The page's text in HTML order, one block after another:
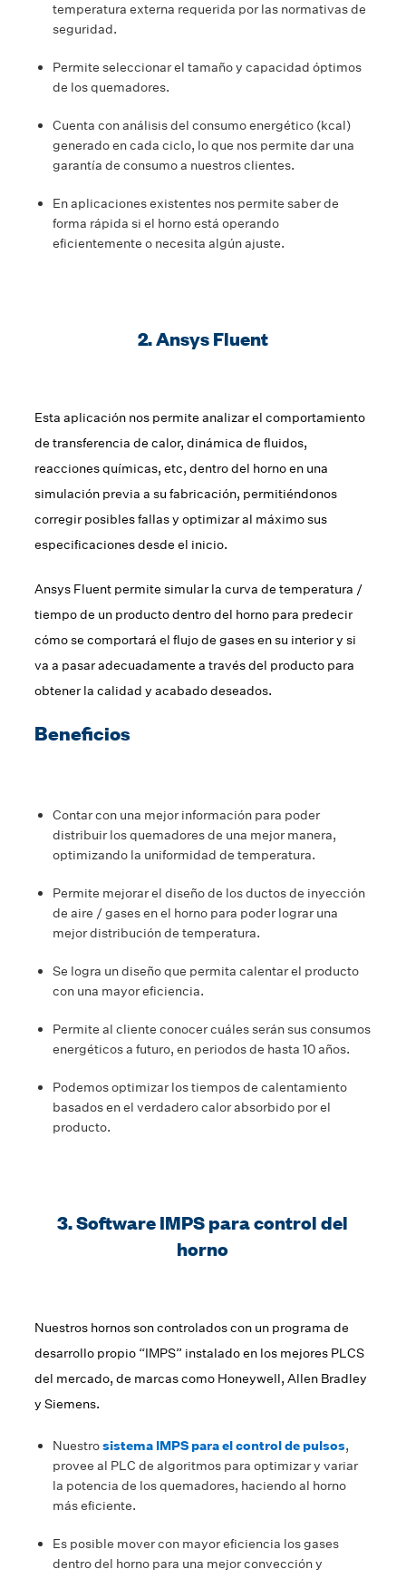
temperatura externa requerida por las normativas de
seguridad.
Permite seleccionar el tamaño y capacidad óptimos
de los quemadores.
Cuenta con análisis del consumo energético (kcal)
generado en cada ciclo, lo que nos permite dar una
garantía de consumo a nuestros clientes.
En aplicaciones existentes nos permite saber de
forma rápida si el horno está operando
eficientemente o necesita algún ajuste.
2. Ansys Fluent
Esta aplicación nos permite analizar el comportamiento
de transferencia de calor, dinámica de fluidos,
reacciones químicas, etc, dentro del horno en una
simulación previa a su fabricación, permitiéndonos
corregir posibles fallas y optimizar al máximo sus
especificaciones desde el inicio.
Ansys Fluent permite simular la curva de temperatura /
tiempo de un producto dentro del horno para predecir
cómo se comportará el flujo de gases en su interior y si
va a pasar adecuadamente a través del producto para
obtener la calidad y acabado deseados.
Beneficios
Contar con una mejor información para poder
distribuir los quemadores de una mejor manera,
optimizando la uniformidad de temperatura.
Permite mejorar el diseño de los ductos de inyección
de aire / gases en el horno para poder lograr una
mejor distribución de temperatura.
Se logra un diseño que permita calentar el producto
con una mayor eficiencia.
Permite al cliente conocer cuáles serán sus consumos
energéticos a futuro, en periodos de hasta 10 años.
Podemos optimizar los tiempos de calentamiento
basados en el verdadero calor absorbido por el
producto.
3. Software IMPS para control del
horno
Nuestros hornos son controlados con un programa de
desarrollo propio “IMPS” instalado en los mejores PLCS
del mercado, de marcas como Honeywell, Allen Bradley
y Siemens.
Nuestrosistema IMPS para el control de pulsos,
provee al PLC de algoritmos para optimizar y variar
la potencia de los quemadores, haciendo al horno
más eficiente.
Es posible mover con mayor eficiencia los gases
dentro del horno para una mejor convección y